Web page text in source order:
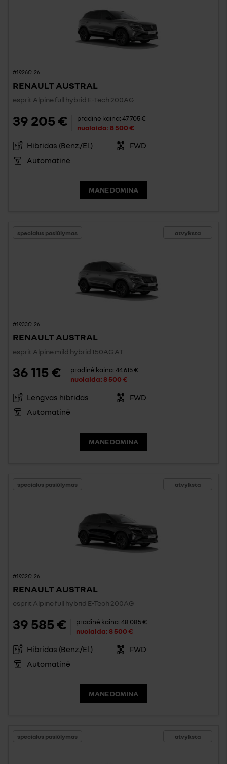
#1926C_26
RENAULT AUSTRAL
esprit Alpine full hybrid E-Tech 200AG
39 205 € pradinė kaina:47 705 €
nuolaida:8 500 €
Hibridas (Benz./El.)
FWD
Automatinė
MANE DOMINA
atvyksta
specialus pasiūlymas
#1933C_26
RENAULT AUSTRAL
esprit Alpine mild hybrid 150AG AT
36 115 € pradinė kaina:44 615 €
nuolaida:8 500 €
Lengvas hibridas
FWD
Automatinė
MANE DOMINA
atvyksta
specialus pasiūlymas
#1932C_26
RENAULT AUSTRAL
esprit Alpine full hybrid E-Tech 200AG
39 585 € pradinė kaina:48 085 €
nuolaida:8 500 €
Hibridas (Benz./El.)
FWD
Automatinė
MANE DOMINA
atvyksta
specialus pasiūlymas